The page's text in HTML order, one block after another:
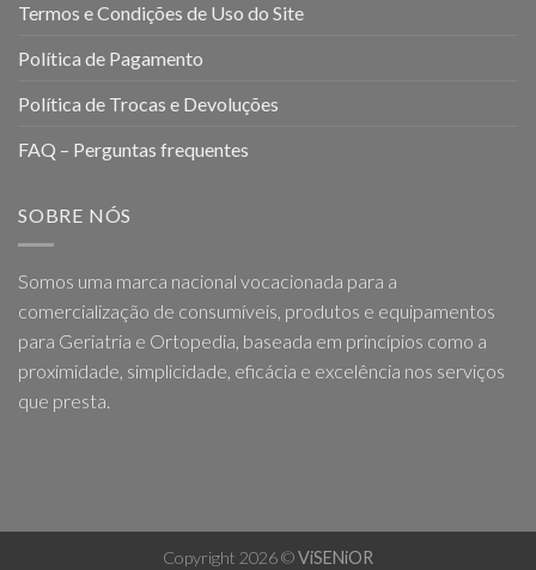
Termos e Condições de Uso do Site
Política de Pagamento
Política de Trocas e Devoluções
FAQ – Perguntas frequentes
SOBRE NÓS
Somos uma marca nacional vocacionada para a
comercialização de consumíveis, produtos e equipamentos
para Geriatria e Ortopedia, baseada em princípios como a
proximidade, simplicidade, eficácia e excelência nos serviços
que presta.
Copyright 2026 ©ViSENiOR